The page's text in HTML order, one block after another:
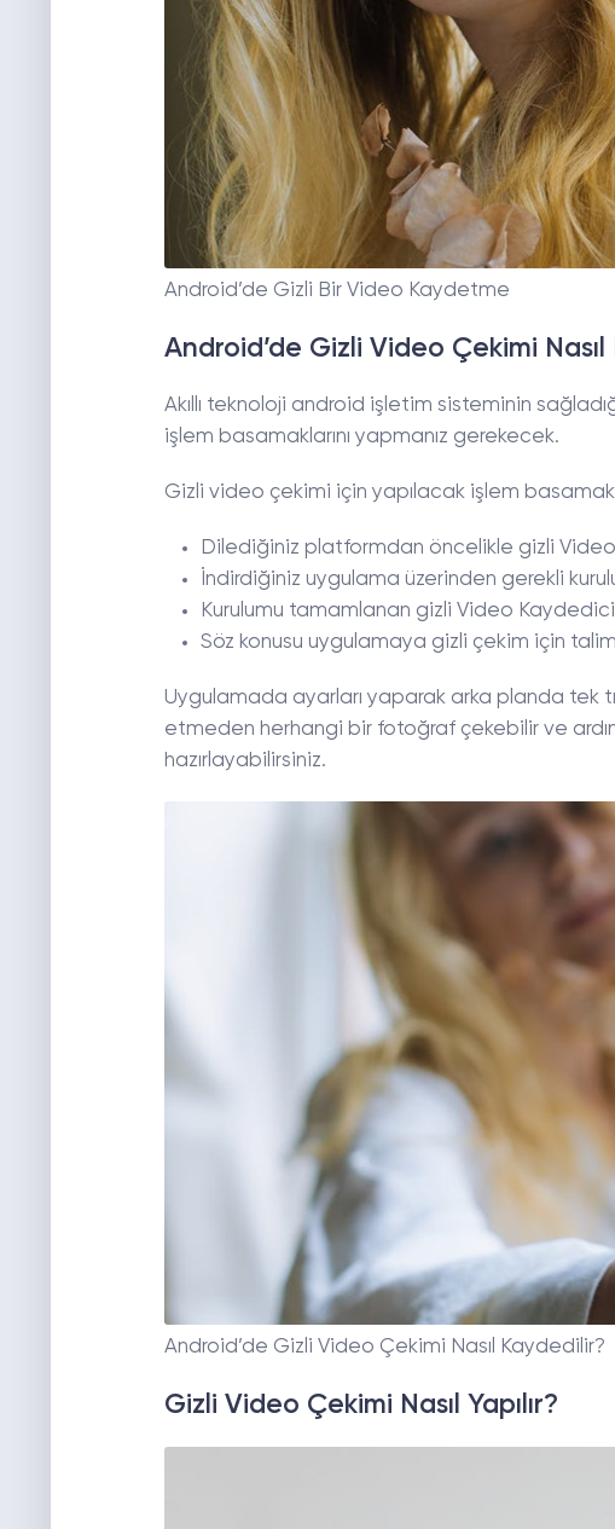
Android’de Gizli Bir Video Kaydetme
Android’de Gizli Video Çekimi
Akıllı teknoloji android işletim sisteminin
işlem basamaklarını yapmanız gerekecek.
Gizli video çekimi için yapılacak işlem
Dilediğiniz platformdan öncelikle gizli Video
İndirdiğiniz uygulama üzerinden gerekli
Kurulumu tamamlanan gizli Video Kaydedici
Söz konusu uygulamaya gizli çekim için
Uygulamada ayarları yaparak arka planda tek
etmeden herhangi bir fotoğraf çekebilir ve
hazırlayabilirsiniz.
Android’de Gizli Video Çekimi Nasıl Kaydedilir?
Gizli Video Çekimi Nasıl Yapılır?